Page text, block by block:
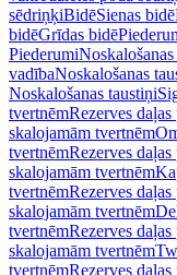
sēdriņķiBidēSienas bidē
bidēGrīdas bidē
Piederumi
vadībaNoskalošanas
Noskalošanas taustiņi
tvertnēmRezerves daļas
skalojamām tvertnēm
tvertnēmRezerves daļas
skalojamām tvertnēm
tvertnēmRezerves
skalojamām tvertnēm
tvertnēmRezerves
skalojamām tvertnēm
tvertnēmRezerves